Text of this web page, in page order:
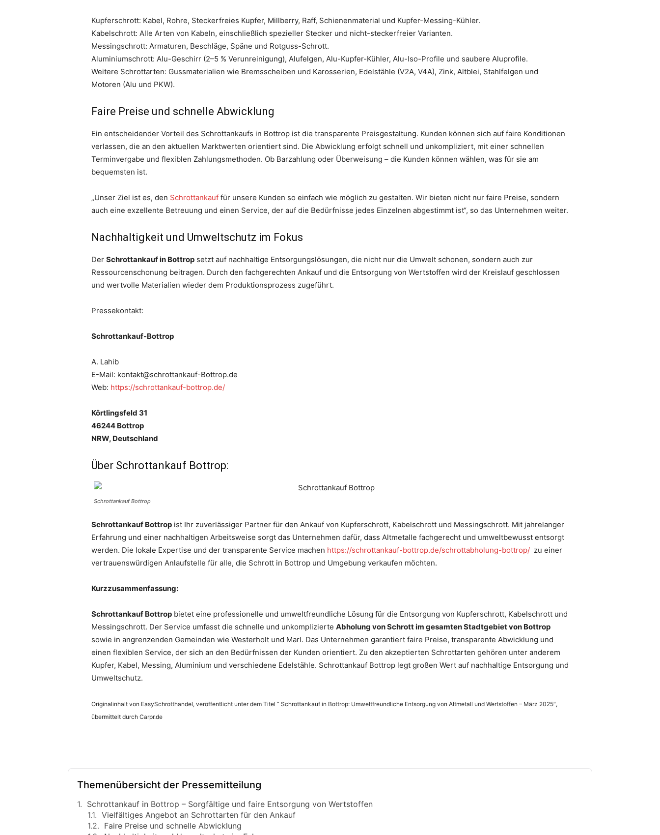
Kupferschrott: Kabel, Rohre, Steckerfreies Kupfer, Millberry, Raff, Schienenmaterial und Kupfer-Messing-Kühler.
Kabelschrott: Alle Arten von Kabeln, einschließlich spezieller Stecker und nicht-steckerfreier Varianten.
Messingschrott: Armaturen, Beschläge, Späne und Rotguss-Schrott.
Aluminiumschrott: Alu-Geschirr (2–5 % Verunreinigung), Alufelgen, Alu-Kupfer-Kühler, Alu-Iso-Profile und saubere Aluprofile.
Weitere Schrottarten: Gussmaterialien wie Bremsscheiben und Karosserien, Edelstähle (V2A, V4A), Zink, Altblei, Stahlfelgen und
Motoren (Alu und PKW).
Faire Preise und schnelle Abwicklung
Ein entscheidender Vorteil des Schrottankaufs in Bottrop ist die transparente Preisgestaltung. Kunden können sich auf faire Konditionen
verlassen, die an den aktuellen Marktwerten orientiert sind. Die Abwicklung erfolgt schnell und unkompliziert, mit einer schnellen
Terminvergabe und flexiblen Zahlungsmethoden. Ob Barzahlung oder Überweisung – die Kunden können wählen, was für sie am
bequemsten ist.
„Unser Ziel ist es, den Schrottankauf für unsere Kunden so einfach wie möglich zu gestalten. Wir bieten nicht nur faire Preise, sondern
auch eine exzellente Betreuung und einen Service, der auf die Bedürfnisse jedes Einzelnen abgestimmt ist“, so das Unternehmen weiter.
Nachhaltigkeit und Umweltschutz im Fokus
Der Schrottankauf in Bottrop setzt auf nachhaltige Entsorgungslösungen, die nicht nur die Umwelt schonen, sondern auch zur
Ressourcenschonung beitragen. Durch den fachgerechten Ankauf und die Entsorgung von Wertstoffen wird der Kreislauf geschlossen
und wertvolle Materialien wieder dem Produktionsprozess zugeführt.
Pressekontakt:
Schrottankauf-Bottrop
A. Lahib
E-Mail: kontakt@schrottankauf-Bottrop.de
Web: https://schrottankauf-bottrop.de/
Körtlingsfeld 31
46244 Bottrop
NRW, Deutschland
Über Schrottankauf Bottrop:
Schrottankauf Bottrop
Schrottankauf Bottrop ist Ihr zuverlässiger Partner für den Ankauf von Kupferschrott, Kabelschrott und Messingschrott. Mit jahrelanger
Erfahrung und einer nachhaltigen Arbeitsweise sorgt das Unternehmen dafür, dass Altmetalle fachgerecht und umweltbewusst entsorgt
werden. Die lokale Expertise und der transparente Service machen https://schrottankauf-bottrop.de/schrottabholung-bottrop/ zu einer
vertrauenswürdigen Anlaufstelle für alle, die Schrott in Bottrop und Umgebung verkaufen möchten.
Kurzzusammenfassung:
Schrottankauf Bottrop bietet eine professionelle und umweltfreundliche Lösung für die Entsorgung von Kupferschrott, Kabelschrott und
Messingschrott. Der Service umfasst die schnelle und unkomplizierte Abholung von Schrott im gesamten Stadtgebiet von Bottrop
sowie in angrenzenden Gemeinden wie Westerholt und Marl. Das Unternehmen garantiert faire Preise, transparente Abwicklung und
einen flexiblen Service, der sich an den Bedürfnissen der Kunden orientiert. Zu den akzeptierten Schrottarten gehören unter anderem
Kupfer, Kabel, Messing, Aluminium und verschiedene Edelstähle. Schrottankauf Bottrop legt großen Wert auf nachhaltige Entsorgung und
Umweltschutz.
Originalinhalt von EasySchrotthandel, veröffentlicht unter dem Titel “ Schrottankauf in Bottrop: Umweltfreundliche Entsorgung von Altmetall und Wertstoffen – März 2025″,
übermittelt durch Carpr.de
Themenübersicht der Pressemitteilung
Schrottankauf in Bottrop – Sorgfältige und faire Entsorgung von Wertstoffen
Vielfältiges Angebot an Schrottarten für den Ankauf
Faire Preise und schnelle Abwicklung